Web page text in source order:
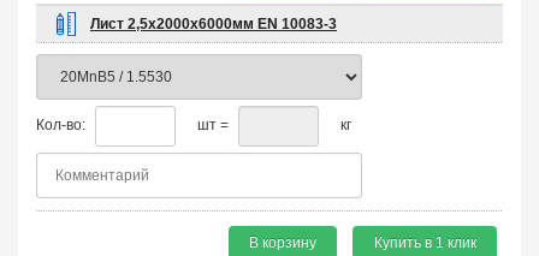
Лист 2,5х2000х6000мм EN 10083-3
Кол-во: шт = кг
В корзину Купить в 1 клик